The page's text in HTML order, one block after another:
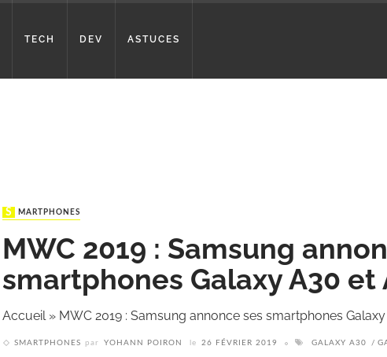
TECH DEV ASTUCES
SMARTPHONES
MWC 2019 : Samsung
smartphones Galaxy A30 et
Accueil» MWC 2019 : Samsung annonce ses smartphones
SMARTPHONES par YOHANN POIRON le 26 FÉVRIER 2019 GALAXY A30